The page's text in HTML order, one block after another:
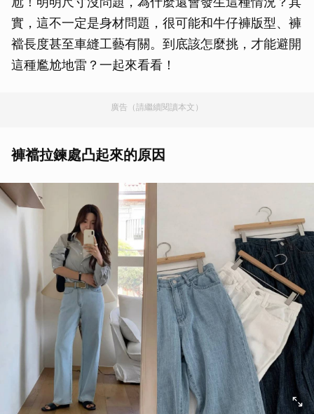
實，這不一定是身材問題，很可能和牛仔褲版型、褲
襠長度甚至車縫工藝有關。到底該怎麼挑，才能避開
這種尷尬地雷？一起來看看！
廣告（請繼續閱讀本文）
褲襠拉鍊處凸起來的原因